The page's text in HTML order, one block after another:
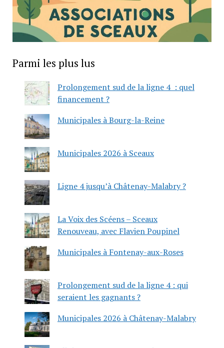
Parmi les plus lus
Prolongement sud de la ligne 4 : quel
financement ?
Municipales à Bourg-la-Reine
Municipales 2026 à Sceaux
Ligne 4 jusqu’à Châtenay-Malabry ?
La Voix des Scéens – Sceaux
Renouveau, avec Flavien Poupinel
Municipales à Fontenay-aux-Roses
Prolongement sud de la ligne 4 : qui
seraient les gagnants ?
Municipales 2026 à Châtenay-Malabry